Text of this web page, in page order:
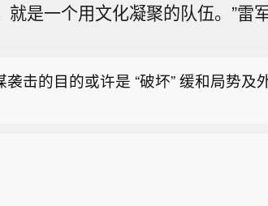
是一个用文化凝聚的队伍。”雷军
特朗普在白宫签署两项行政令，重点打
强力的执法行动。 特朗普称，出生
击的目的或许是 “破坏” 缓和局势及